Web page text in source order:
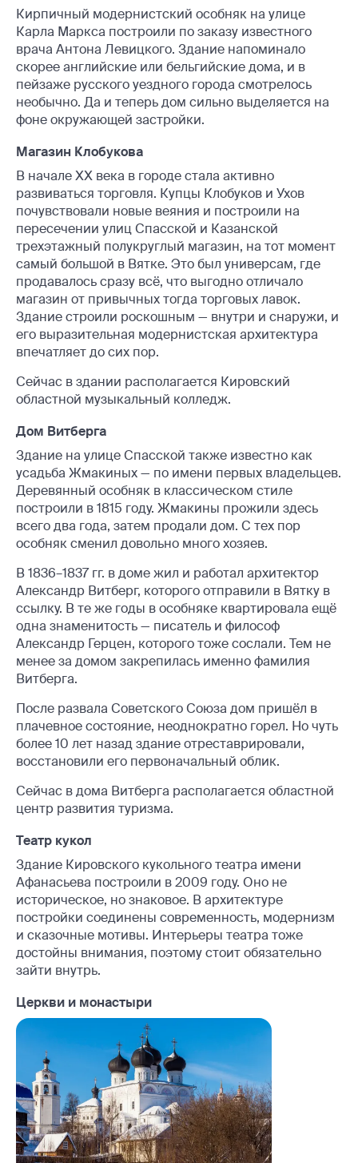
Кирпичный модернистский особняк на улице
Карла Маркса построили по заказу известного
врача Антона Левицкого. Здание напоминало
скорее английские или бельгийские дома, и в
пейзаже русского уездного города смотрелось
необычно. Да и теперь дом сильно выделяется на
фоне окружающей застройки.
Магазин Клобукова
В начале ХХ века в городе стала активно
развиваться торговля. Купцы Клобуков и Ухов
почувствовали новые веяния и построили на
пересечении улиц Спасской и Казанской
трехэтажный полукруглый магазин, на тот момент
самый большой в Вятке. Это был универсам, где
продавалось сразу всё, что выгодно отличало
магазин от привычных тогда торговых лавок.
Здание строили роскошным — внутри и снаружи, и
его выразительная модернистская архитектура
впечатляет до сих пор.
Сейчас в здании располагается Кировский
областной музыкальный колледж.
Дом Витберга
Здание на улице Спасской также известно как
усадьба Жмакиных — по имени первых владельцев.
Деревянный особняк в классическом стиле
построили в 1815 году. Жмакины прожили здесь
всего два года, затем продали дом. С тех пор
особняк сменил довольно много хозяев.
В 1836–1837 гг. в доме жил и работал архитектор
Александр Витберг, которого отправили в Вятку в
ссылку. В те же годы в особняке квартировала ещё
одна знаменитость — писатель и философ
Александр Герцен, которого тоже сослали. Тем не
менее за домом закрепилась именно фамилия
Витберга.
После развала Советского Союза дом пришёл в
плачевное состояние, неоднократно горел. Но чуть
более 10 лет назад здание отреставрировали,
восстановили его первоначальный облик.
Сейчас в дома Витберга располагается областной
центр развития туризма.
Театр кукол
Здание Кировского кукольного театра имени
Афанасьева построили в 2009 году. Оно не
историческое, но знаковое. В архитектуре
постройки соединены современность, модернизм
и сказочные мотивы. Интерьеры театра тоже
достойны внимания, поэтому стоит обязательно
зайти внутрь.
Церкви и монастыри